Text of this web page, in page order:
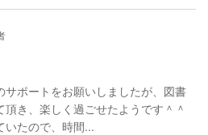
ポートをお願いしましたが、図書
き、楽しく過ごせたようです＾＾
いたので、時間...